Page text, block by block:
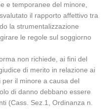
e temporanee del minore,
il rapporto affettivo tra
la strumentalizzazione
le regole sul soggiorno
non richiede, ai fini del
di merito in relazione ai
il minore a causa del
di danno debbano essere
(Cass. Sez.1, Ordinanza n.